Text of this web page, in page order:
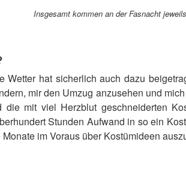
Insgesamt kommen an der Fasnacht
hat sicherlich auch dazu
mir den Umzug anzusehen und
mit viel Herzblut geschneiderten
Stunden Aufwand in so ein
im Voraus über Kostümideen